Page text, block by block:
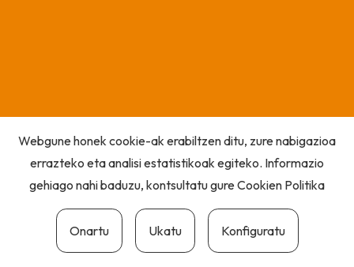
Webgune honek cookie-ak erabiltzen ditu, zure nabigazioa
errazteko eta analisi estatistikoak egiteko. Informazio
gehiago nahi baduzu, kontsultatu gureCookien Politika
Onartu Ukatu Konfiguratu